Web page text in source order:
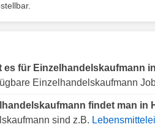
es für Einzelhandelskaufmann
Einzelhandelskaufmann
findet man in
sind z.B.